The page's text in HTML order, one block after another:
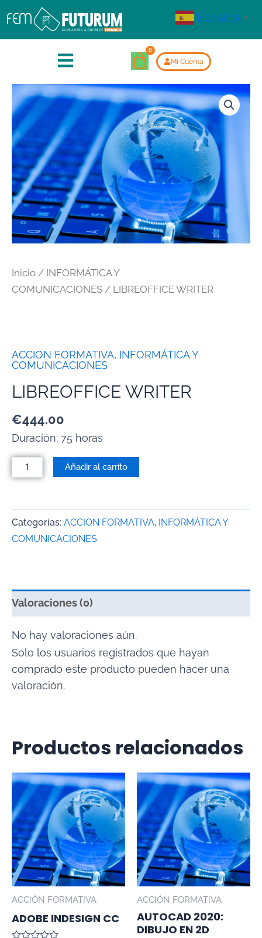
Mi Cuenta
Inicio / INFORMÁTICA Y
COMUNICACIONES / LIBREOFFICE WRITER
ACCION FORMATIVA, INFORMÁTICA Y
COMUNICACIONES
LIBREOFFICE WRITER
€444.00
Duración: 75 horas
Añadir al carrito
Categorías: ACCION FORMATIVA, INFORMÁTICA Y
COMUNICACIONES
Valoraciones (0)
No hay valoraciones aún.
Solo los usuarios registrados que hayan
comprado este producto pueden hacer una
valoración.
Productos relacionados
ACCIÓN FORMATIVA
ADOBE INDESIGN CC
ACCIÓN FORMATIVA
AUTOCAD 2020:
DIBUJO EN 2D
Español ▼